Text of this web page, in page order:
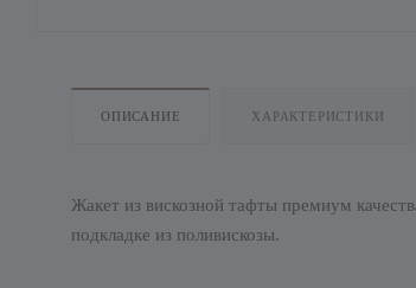
ОПИСАНИЕ ХАРАКТЕРИСТИКИ
Жакет из вискозной тафты премиум
подкладке из поливискозы.